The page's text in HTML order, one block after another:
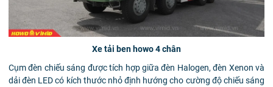
Xe tải ben howo 4 chân
Cụm đèn chiếu sáng được tích hợp giữa đèn Halogen, đèn Xenon và
dải đèn LED có kích thước nhỏ định hướng cho cường độ chiếu sáng